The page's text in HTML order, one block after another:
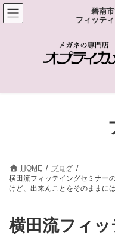
コ
ン
テ
ナ
ビ
ゲ
碧南
フィッテ
HOME
ブログ
横田流フィッテイングセミナー
けど、出来んことをそのままに
横田流フィ